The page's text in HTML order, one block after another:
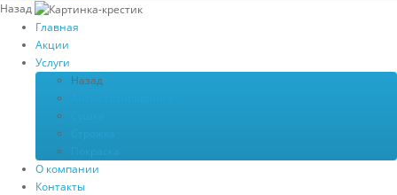
Назад
Главная
Акции
Услуги
Назад
О компании
Контакты